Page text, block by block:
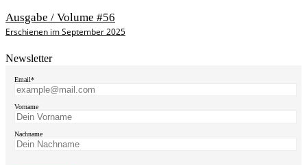
Ausgabe / Volume #56
Erschienen im September 2025
Newsletter
Email*
Vorname
Nachname